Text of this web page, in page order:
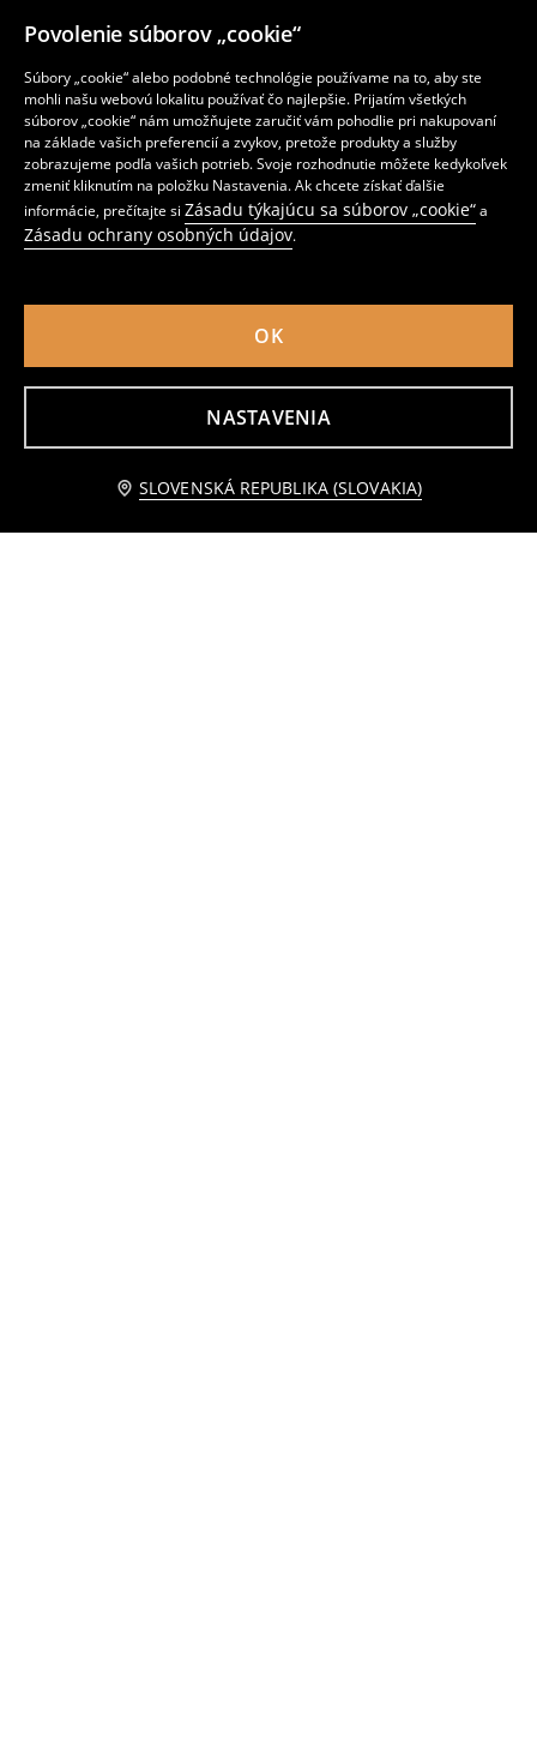
Povolenie súborov „cookie“
Súbory „cookie“ alebo podobné technológie používame na to, aby ste
mohli našu webovú lokalitu používať čo najlepšie. Prijatím všetkých
súborov „cookie“ nám umožňujete zaručiť vám pohodlie pri nakupovaní
na základe vašich preferencií a zvykov, pretože produkty a služby
zobrazujeme podľa vašich potrieb. Svoje rozhodnutie môžete kedykoľvek
zmeniť kliknutím na položku Nastavenia. Ak chcete získať ďalšie
informácie, prečítajte si Zásadu týkajúcu sa súborov „cookie“a
Zásadu ochrany osobných údajov.
NASTAVENIA
OK
SLOVENSKÁ REPUBLIKA (SLOVAKIA)
LED lampička v tvare rakety
49 EUR
Bežná cena4,49
EUR
Najnižšia cena počas 30 dní pred zľavou1,99EUR
Stolová lampa
10, 99 EUR
Bežná cena14,99EUR
Najnižšia cena počas 30 dní pred zľavou12,99
Upozorniť ma